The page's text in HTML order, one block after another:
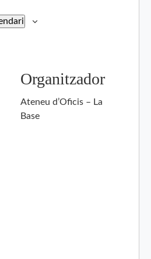
Organitzador
Ateneu d’Oficis – La
Base